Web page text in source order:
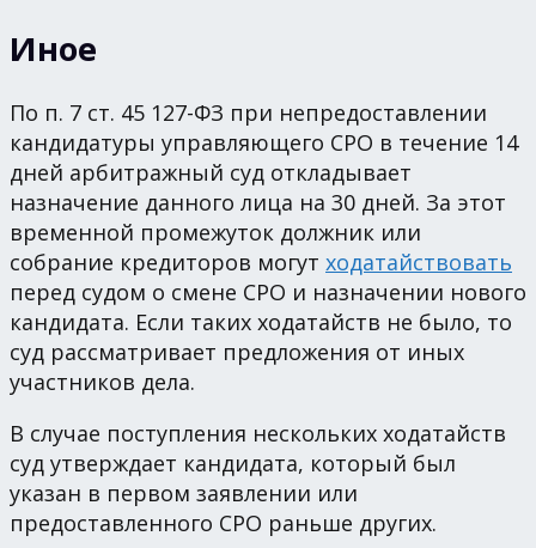
Иное
По п. 7 ст. 45 127-ФЗ при непредоставлении
кандидатуры управляющего СРО в течение 14
дней арбитражный суд откладывает
назначение данного лица на 30 дней. За этот
временной промежуток должник или
собрание кредиторов могут ходатайствовать
перед судом о смене СРО и назначении нового
кандидата. Если таких ходатайств не было, то
суд рассматривает предложения от иных
участников дела.
В случае поступления нескольких ходатайств
суд утверждает кандидата, который был
указан в первом заявлении или
предоставленного СРО раньше других.